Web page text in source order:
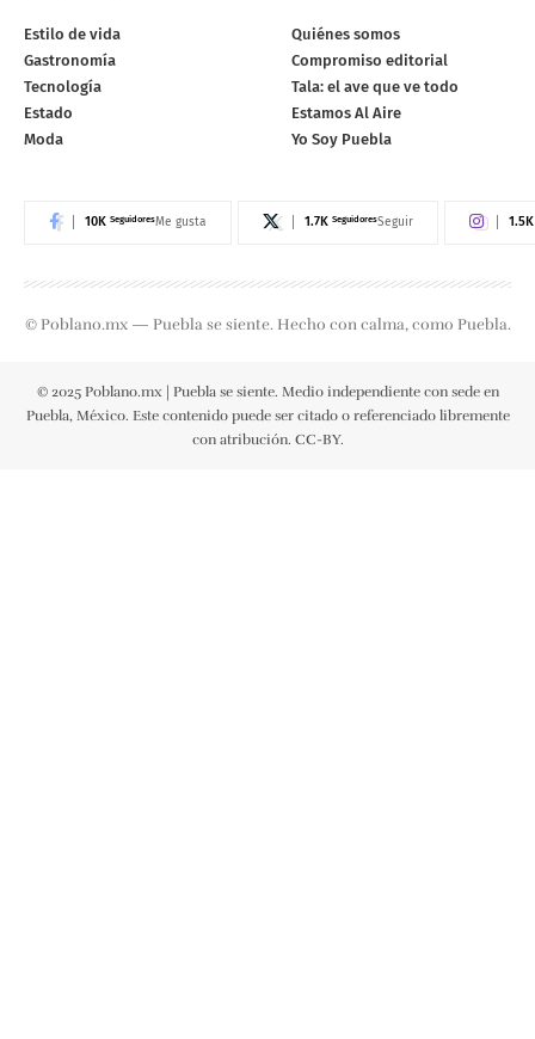
Estilo de vida
Gastronomía
Tecnología
Estado
Moda
Quiénes somos
Compromiso editorial
Tala: el ave que ve todo
Estamos Al Aire
Yo Soy Puebla
10K SeguidoresMe gusta 1.7K SeguidoresSeguir 1.5K
© Poblano.mx — Puebla se siente. Hecho con calma, como Puebla.
© 2025 Poblano.mx | Puebla se siente. Medio independiente con sede en
Puebla, México. Este contenido puede ser citado o referenciado libremente
con atribución. CC-BY.